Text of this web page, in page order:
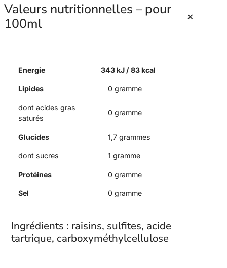
Valeurs nutritionnelles – pour
100ml
+
Energie 343 kJ / 83 kcal
Lipides 0 gramme
dont acides gras
saturés
0 gramme
Glucides 1,7 grammes
dont sucres 1 gramme
Protéines 0 gramme
Sel 0 gramme
Ingrédients : raisins, sulfites, acide
tartrique, carboxyméthylcellulose